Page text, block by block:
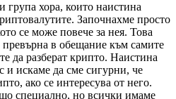
група хора, които наистина
Започнахме просто
се може повече за нея. Това
в обещание към самите
да разберат крипто. Наистина
и искаме да сме сигурни, че
ако се интересува от него.
специално, но всички имаме